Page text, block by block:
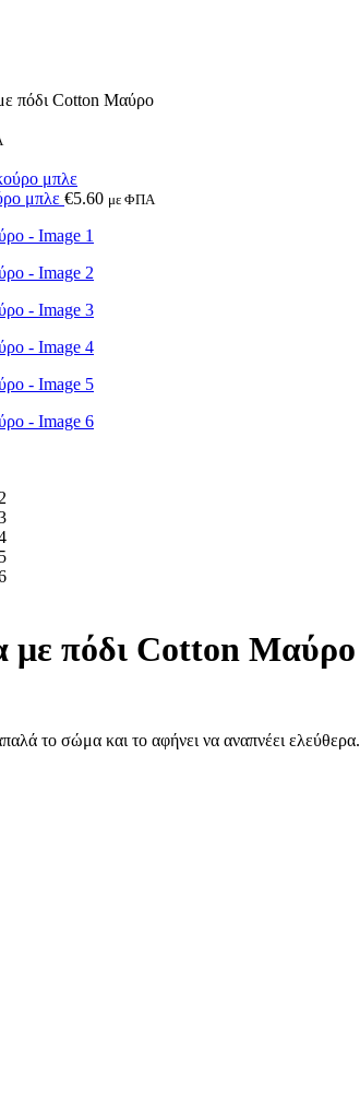
πόδι Cotton Μαύρο
μπλε €5.60 με ΦΠΑ
με πόδι Cotton Μαύρο
το σώμα και το αφήνει να αναπνέει ελεύθερα.